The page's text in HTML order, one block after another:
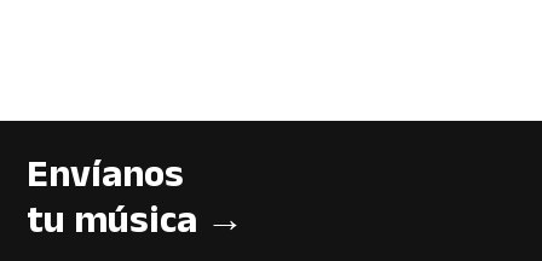
Envíanos
tu música →